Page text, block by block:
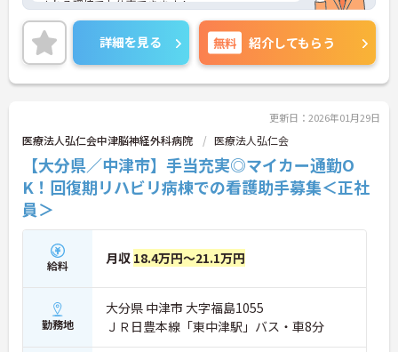
される環境でお仕事できます！
クリスマスプレゼントありなどの独自の福利厚生も
あり、楽しい職場です♪
ご興味のある方は面接のポイントをお伝えますの
で、お気軽にお問い合わせください。
詳細を見る 無料 紹介してもらう
更新日：2026年01月29日
医療法人弘仁会中津脳神経外科病院 医療法人弘仁会
【大分県／中津市】手当充実◎マイカー通勤O
K！回復期リハビリ病棟での看護助手募集＜正社
員＞
給料 月収 18.4万円～21.1万円
勤務地
大分県 中津市 大字福島1055
ＪＲ日豊本線「東中津駅」バス・車8分